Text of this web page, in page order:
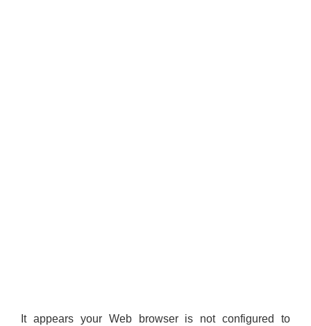
It appears your Web browser is not configured to